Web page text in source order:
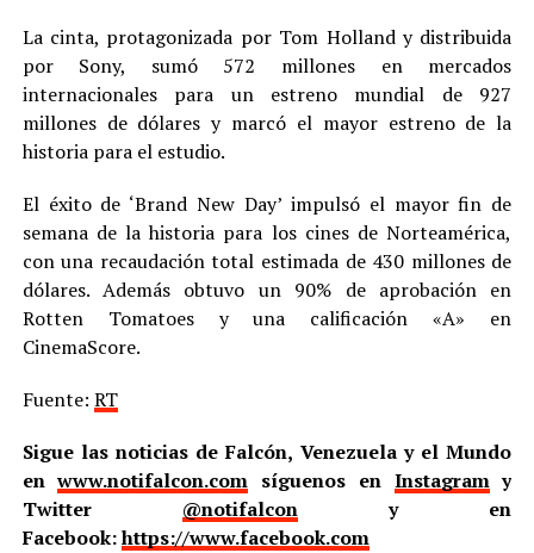
La cinta, protagonizada por Tom Holland y distribuida
por Sony, sumó 572 millones en mercados
internacionales para un estreno mundial de 927
millones de dólares y marcó el mayor estreno de la
historia para el estudio.
El éxito de ‘Brand New Day’ impulsó el mayor fin de
semana de la historia para los cines de Norteamérica,
con una recaudación total estimada de 430 millones de
dólares. Además obtuvo un 90% de aprobación en
Rotten Tomatoes y una calificación «A» en
CinemaScore.
Fuente: RT
Sigue las noticias de Falcón, Venezuela y el Mundo
enwww.notifalcon.com síguenos en Instagramy
Twitter @notifalcony en
Facebook:https://www.facebook.com